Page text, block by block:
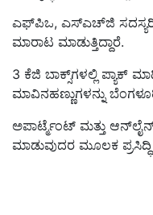
ಎಫ್‌ಪಿಒ, ಎಸ್‌ಎಚ್‌ಜಿ
ಮಾರಾಟ ಮಾಡುತ್ತಿದ್ದಾರೆ.
3 ಕೆಜಿ ಬಾಕ್ಸ್‌ಗಳಲ್ಲಿ ಪ್ಯಾಕ್
ಮಾವಿನಹಣ್ಣುಗಳನ್ನು
ಅಪಾರ್ಟ್ಮೆಂಟ್ ಮತ್ತು
ಮಾಡುವುದರ ಮೂಲಕ ಪ್ರಸಿದ್ಧಿ